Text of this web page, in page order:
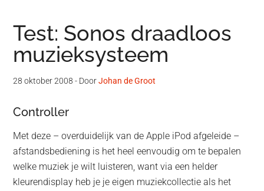
Test: Sonos draadloos
muzieksysteem
28 oktober 2008 - DoorJohan de Groot
Controller
Met deze – overduidelijk van de Apple iPod afgeleide –
afstandsbediening is het heel eenvoudig om te bepalen
welke muziek je wilt luisteren, want via een helder
kleurendisplay heb je je eigen muziekcollectie als het